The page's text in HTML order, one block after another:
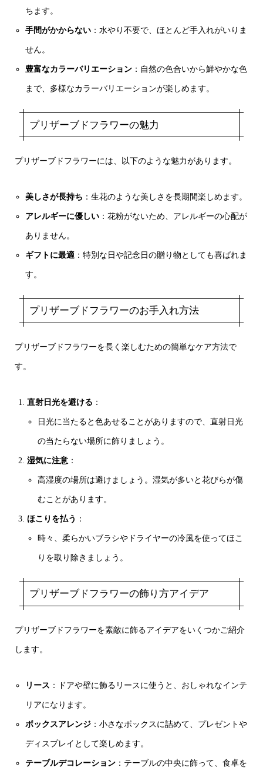
ちます。
手間がかからない ：水やり不要で、ほとんど手入れがいりま
せん。
豊富なカラーバリエーション ：自然の色合いから鮮やかな色
まで、多様なカラーバリエーションが楽しめます。
プリザーブドフラワーの魅力
プリザーブドフラワーには、以下のような魅力があります。
美しさが長持ち ：生花のような美しさを長期間楽しめます。
アレルギーに優しい ：花粉がないため、アレルギーの心配が
ありません。
ギフトに最適 ：特別な日や記念日の贈り物としても喜ばれま
す。
プリザーブドフラワーのお手入れ方法
プリザーブドフラワーを長く楽しむための簡単なケア方法で
す。
直射日光を避ける ：
日光に当たると色あせることがありますので、直射日光
の当たらない場所に飾りましょう。
湿気に注意：
高湿度の場所は避けましょう。湿気が多いと花びらが傷
むことがあります。
ほこりを払う ：
時々、柔らかいブラシやドライヤーの冷風を使ってほこ
りを取り除きましょう。
プリザーブドフラワーの飾り方アイデア
プリザーブドフラワーを素敵に飾るアイデアをいくつかご紹介
します。
リース ：ドアや壁に飾るリースに使うと、おしゃれなインテ
リアになります。
ボックスアレンジ ：小さなボックスに詰めて、プレゼントや
ディスプレイとして楽しめます。
テーブルデコレーション ：テーブルの中央に飾って、食卓を